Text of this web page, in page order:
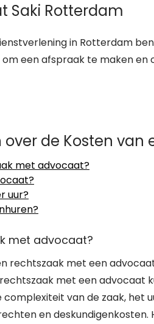
Saki Rotterdam
in Rotterdam
een afspraak te maken en
de Kosten
met advocaat?
uur?
met advocaat?
rechtszaak met een
met een advocaat
van de zaak, het
en